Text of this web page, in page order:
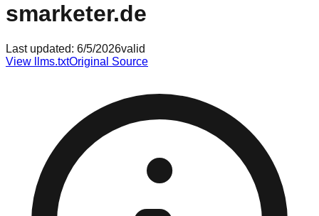
smarketer.de
Last updated: 6/5/2026valid
View llms.txtOriginal Source